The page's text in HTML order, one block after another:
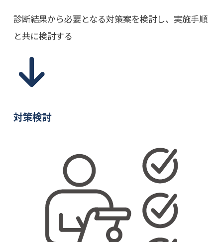
診断結果から必要となる対策案を検討し、実施手順
と共に検討する
対策検討